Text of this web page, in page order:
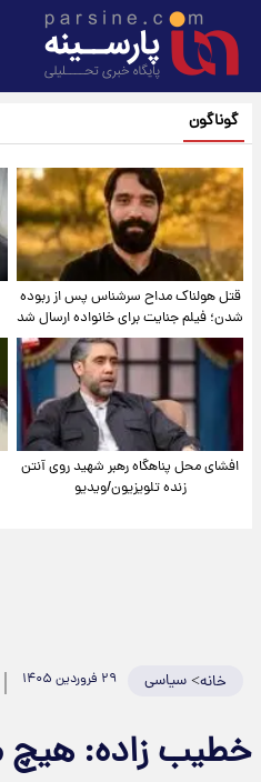
گوناگون
قتل هولناک مداح سرشناس پس از ربوده
شدن؛ فیلم جنایت برای خانواده ارسال شد
افشای محل پناهگاه‌ رهبر شهید روی آنتن
زنده تلویزیون/ویدیو
خانه>سیاسی ۲۹ فروردین ۱۴۰۵
خطیب زاده: هیچ